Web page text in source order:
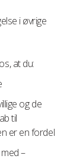
i øvrige
at du:
og de
til
er en fordel
–